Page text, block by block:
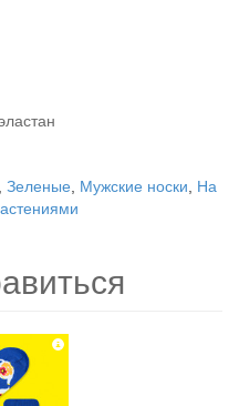
Зеленые Мужские носки
На